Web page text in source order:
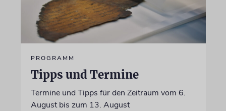
PROGRAMM
Tipps und Termine
Termine und Tipps für den Zeitraum vom 6.
August bis zum 13. August